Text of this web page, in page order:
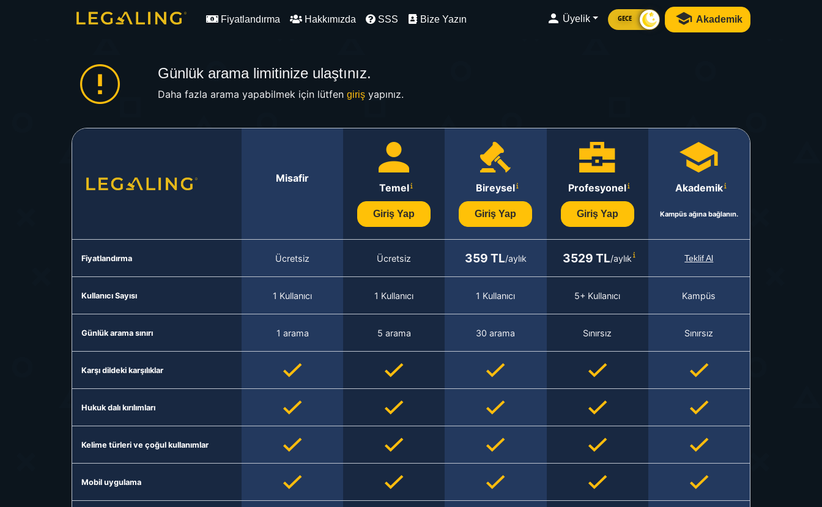
Fiyatlandırma Hakkımızda SSS Bize Yazın Üyelik GECE Akademik
Günlük arama limitinize ulaştınız.
Daha fazla arama yapabilmek için lütfen girişyapınız.
Misafir
Temel
Giriş Yap
Bireysel
Giriş Yap
Profesyonel
Giriş Yap
Akademik
Kampüs ağına bağlanın.
Fiyatlandırma Ücretsiz Ücretsiz 359 TL/aylık 3529 TL/aylık Teklif Al
Kullanıcı Sayısı 1 Kullanıcı 1 Kullanıcı 1 Kullanıcı 5+ Kullanıcı Kampüs
Günlük arama sınırı 1 arama 5 arama 30 arama Sınırsız Sınırsız
Karşı dildeki karşılıklar
Hukuk dalı kırılımları
Kelime türleri ve çoğul kullanımlar
Mobil uygulama